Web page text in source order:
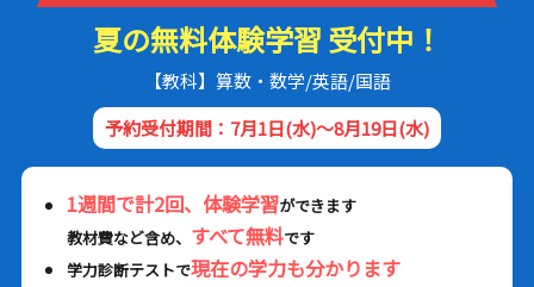
夏の無料体験学習 受付中！
【教科】算数・数学/英語/国語
予約受付期間：7月1日(水)～8月19日(水)
1週間で計2回、体験学習ができます
教材費など含め、 すべて無料です
学力診断テストで現在の学力も分かります